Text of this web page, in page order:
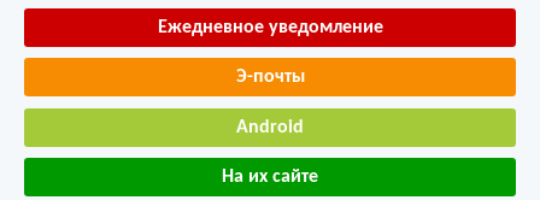
Ежедневное уведомление
Э-почты
Android
На их сайте